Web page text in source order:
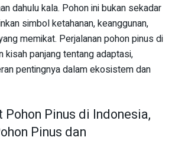
dahulu kala. Pohon ini bukan sekadar
simbol ketahanan, keanggunan,
memikat. Perjalanan pohon pinus di
kisah panjang tentang adaptasi,
pentingnya dalam ekosistem dan
Pinus di Indonesia,
Pinus dan